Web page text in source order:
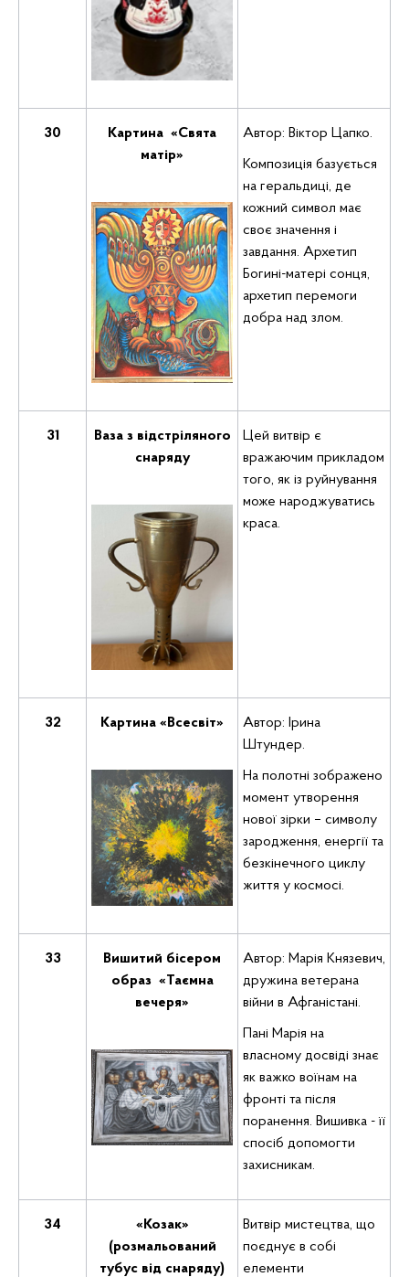
30
Картина «Свята
матір»
Автор: Віктор Цапко.
Композиція базується
на геральдиці, де
кожний символ має
своє значення і
завдання. Архетип
Богині-матері сонця,
архетип перемоги
добра над злом.
31
Ваза з відстріляного
снаряду
Цей витвір є
вражаючим прикладом
того, як із руйнування
може народжуватись
краса.
32 Картина «Всесвіт»
Автор: Ірина
Штундер.
На полотні зображено
момент утворення
нової зірки – символу
зародження, енергії та
безкінечного циклу
життя у космосі.
33
Вишитий бісером
образ «Таємна
вечеря»
Автор: Марія Князевич,
дружина ветерана
війни в Афганістані.
Пані Марія на
власному досвіді знає
як важко воїнам на
фронті та після
поранення. Вишивка - її
спосіб допомогти
захисникам.
34
«Козак»
(розмальований
тубус від снаряду)
Витвір мистецтва, що
поєднує в собі
елементи